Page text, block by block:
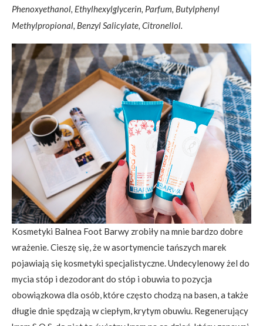
Phenoxyethanol, Ethylhexylglycerin, Parfum, Butylphenyl
Methylpropional, Benzyl Salicylate, Citronellol.
Kosmetyki Balnea Foot Barwy zrobiły na mnie bardzo dobre
wrażenie. Cieszę się, że w asortymencie tańszych marek
pojawiają się kosmetyki specjalistyczne. Undecylenowy żel do
mycia stóp i dezodorant do stóp i obuwia to pozycja
obowiązkowa dla osób, które często chodzą na basen, a także
długie dnie spędzają w ciepłym, krytym obuwiu. Regenerujący